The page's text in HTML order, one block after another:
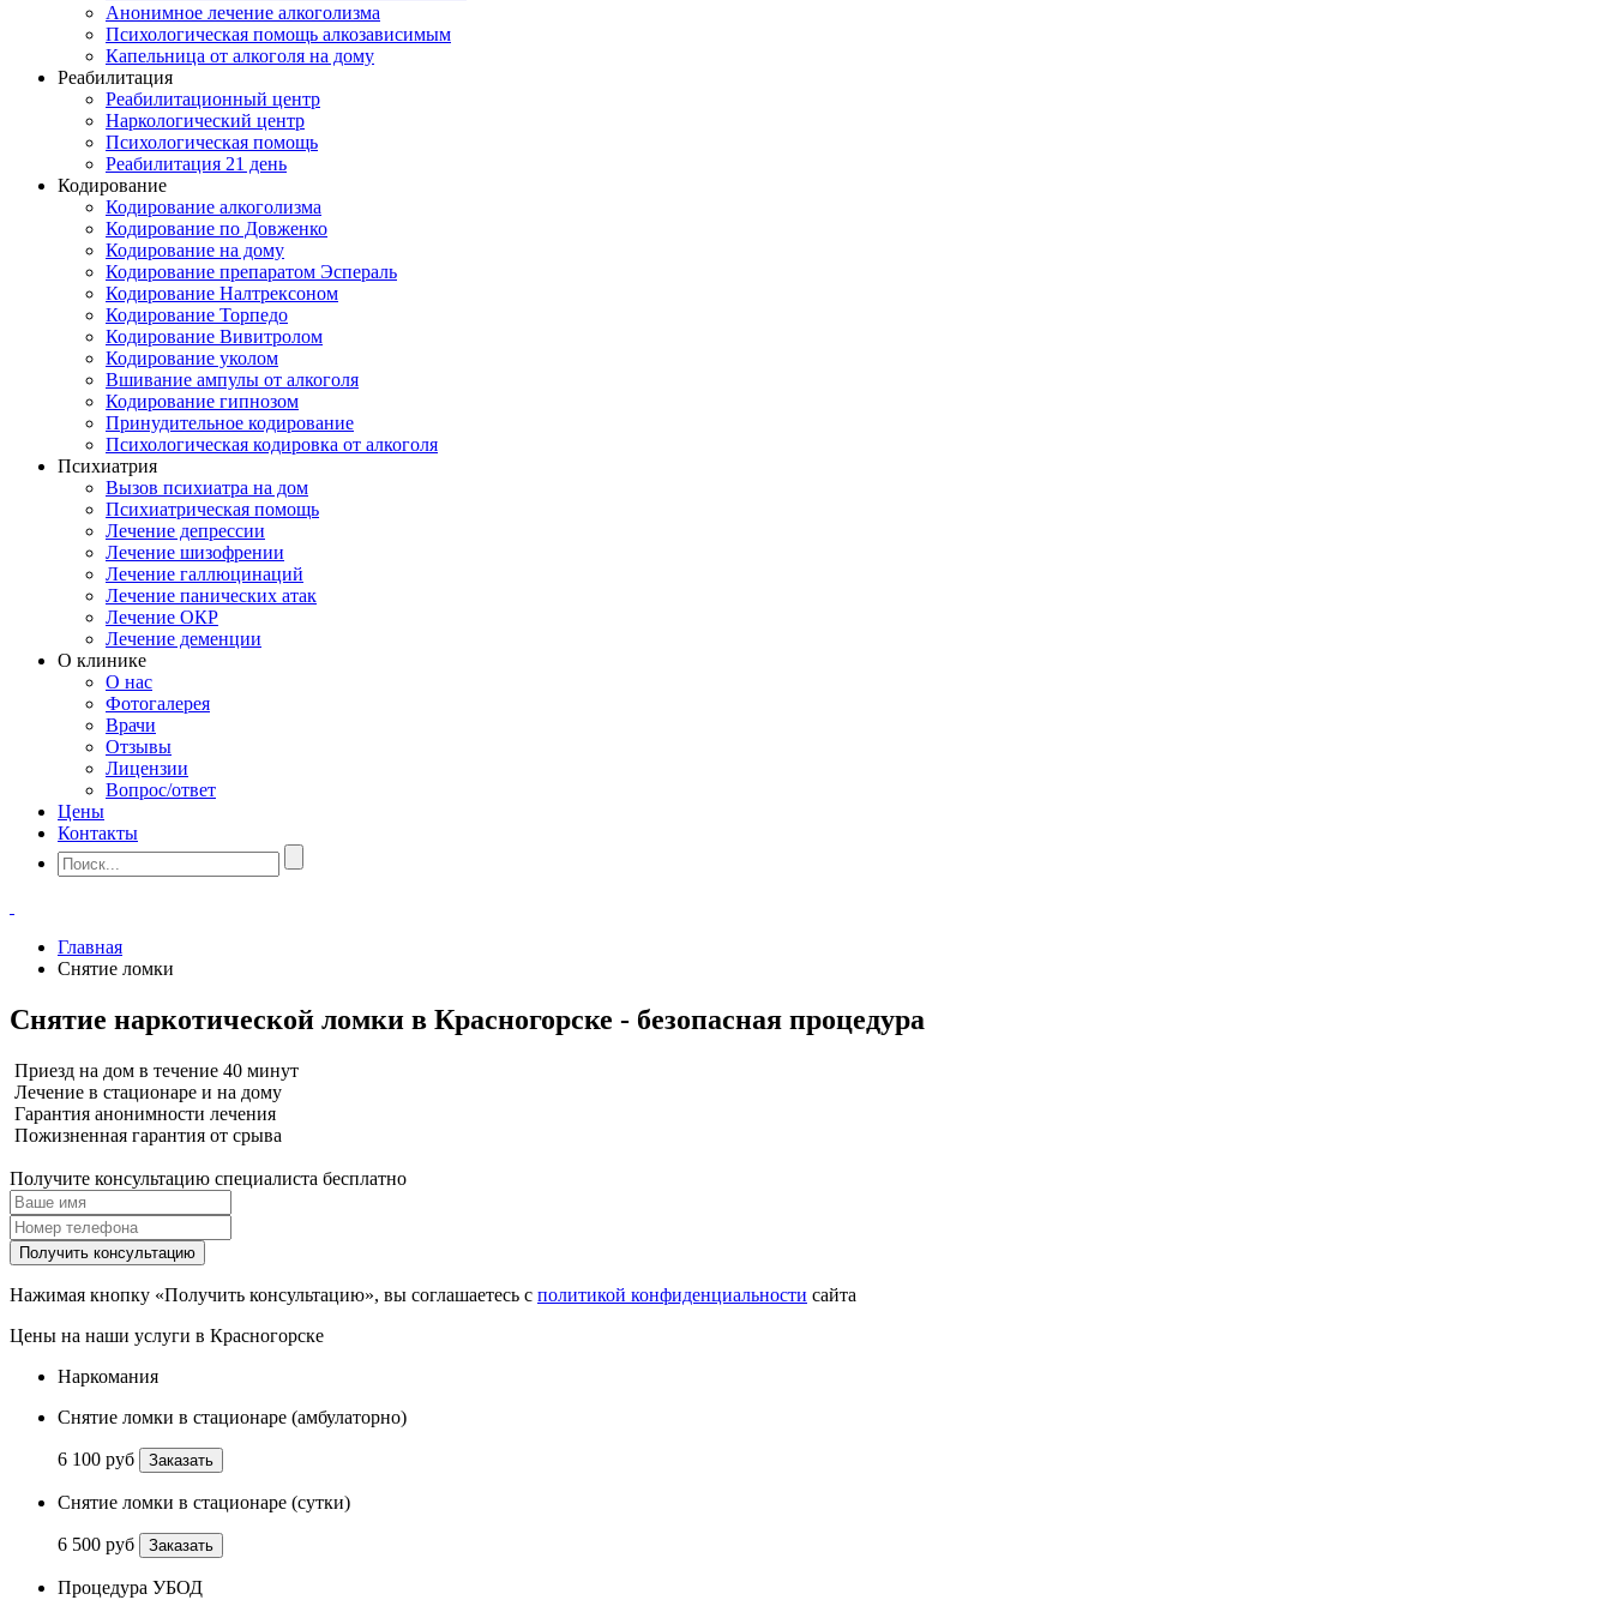
Анонимное лечение алкоголизма
Психологическая помощь алкозависимым
Капельница от алкоголя на дому
Реабилитация
Реабилитационный центр
Наркологический центр
Психологическая помощь
Реабилитация 21 день
Кодирование
Кодирование алкоголизма
Кодирование по Довженко
Кодирование на дому
Кодирование препаратом Эспераль
Кодирование Налтрексоном
Кодирование Торпедо
Кодирование Вивитролом
Кодирование уколом
Вшивание ампулы от алкоголя
Кодирование гипнозом
Принудительное кодирование
Психологическая кодировка от алкоголя
Психиатрия
Вызов психиатра на дом
Психиатрическая помощь
Лечение депрессии
Лечение шизофрении
Лечение галлюцинаций
Лечение панических атак
Лечение ОКР
Лечение деменции
О клинике
О нас
Фотогалерея
Врачи
Отзывы
Лицензии
Вопрос/ответ
Цены
Контакты
Главная
Снятие ломки
Снятие наркотической ломки в Красногорске - безопасная процедура
Приезд на дом в течение 40 минут
Лечение в стационаре и на дому
Гарантия анонимности лечения
Пожизненная гарантия от срыва
Получите консультацию специалиста бесплатно
Получить консультацию
Нажимая кнопку «Получить консультацию», вы соглашаетесь с политикой конфиденциальности сайта
Цены на наши услуги в Красногорске
Наркомания
Снятие ломки в стационаре (амбулаторно)
6 100 руб Заказать
Снятие ломки в стационаре (сутки)
6 500 руб Заказать
Процедура УБОД